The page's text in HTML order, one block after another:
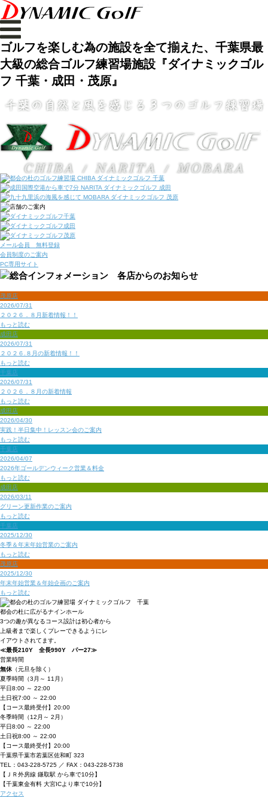
ゴルフを楽しむ為の施設を全て揃えた、千葉県最
大級の総合ゴルフ練習場施設『ダイナミックゴル
フ 千葉・成田・茂原』
メール会員 無料登録
会員制度のご案内
PC専用サイト
茂原店
2026/07/31
２０２６．８月新着情報！！
もっと読む
成田店
2026/07/31
２０２６.８月の新着情報！！
もっと読む
千葉店
2026/07/31
２０２６．８月の新着情報
もっと読む
成田店
2026/04/30
実践！半日集中！レッスン会のご案内
もっと読む
千葉店
2026/04/07
2026年ゴールデンウィーク営業＆料金
もっと読む
成田店
2026/03/11
グリーン更新作業のご案内
もっと読む
千葉店
2025/12/30
冬季＆年末年始営業のご案内
もっと読む
茂原店
2025/12/30
年末年始営業＆年始企画のご案内
もっと読む
都会の杜に広がるナインホール
3つの趣が異なるコース設計は初心者から
上級者まで楽しくプレーできるようにレ
イアウトされてます。
≪最長210Y 全長990Y パー27≫
営業時間
無休 （元旦を除く）
夏季時間 （3月～ 11月）
平日8:00 ～ 22:00
土日祝7:00 ～ 22:00
【コース最終受付】20:00
冬季時間 （12月～ 2月）
平日8:00 ～ 22:00
土日祝8:00 ～ 22:00
【コース最終受付】20:00
千葉県千葉市若葉区佐和町 323
TEL：043-228-5725 ／ FAX：043-228-5738
【ＪＲ外房線 鎌取駅 から車で10分】
【千葉東金有料 大宮ICより車で10分】
アクセス